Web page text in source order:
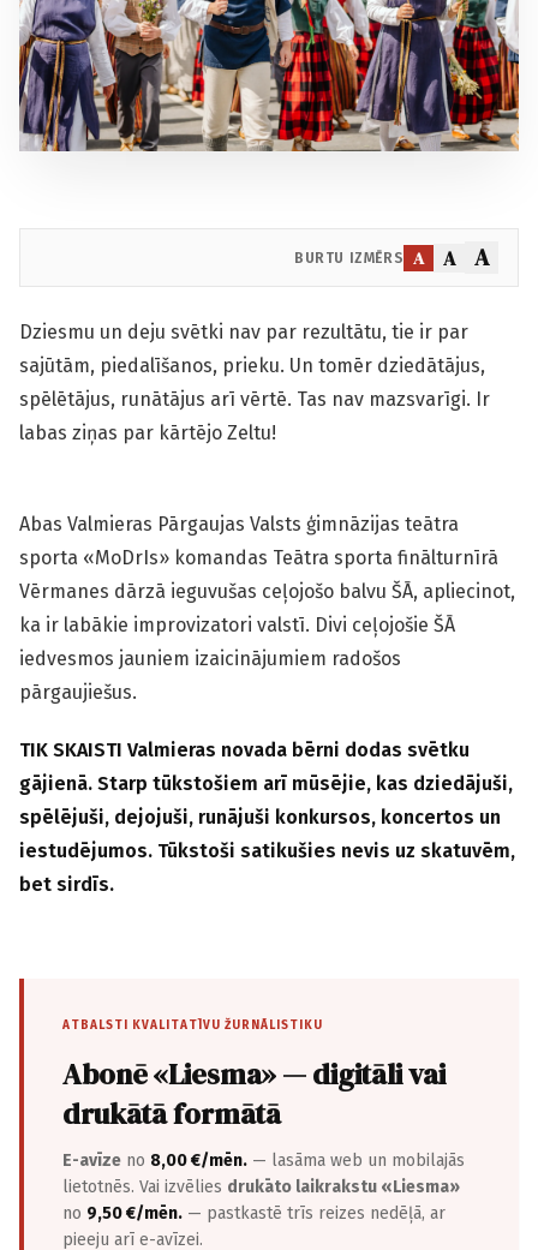
BURTU IZMĒRS A A A
Dziesmu un deju svētki nav par rezultātu, tie ir par
sajūtām, piedalīšanos, prieku. Un tomēr dziedātājus,
spēlētājus, runātājus arī vērtē. Tas nav mazsvarīgi. Ir
labas ziņas par kārtējo Zeltu!
Abas Valmieras Pārgaujas Valsts ģimnāzijas teātra
sporta «MoDrIs» komandas Teātra sporta finālturnīrā
Vērmanes dārzā ieguvušas ceļojošo balvu ŠĀ, apliecinot,
ka ir labākie improvizatori valstī. Divi ceļojošie ŠĀ
iedvesmos jauniem izaicinājumiem radošos
pārgaujiešus.
TIK SKAISTI Valmieras novada bērni dodas svētku
gājienā. Starp tūkstošiem arī mūsējie, kas dziedājuši,
spēlējuši, dejojuši, runājuši konkursos, koncertos un
iestudējumos. Tūkstoši satikušies nevis uz skatuvēm,
bet sirdīs.
ATBALSTI KVALITATĪVU ŽURNĀLISTIKU
Abonē «Liesma» — digitāli vai
drukātā formātā
E-avīze no 8,00 €/mēn. — lasāma web un mobilajās
lietotnēs. Vai izvēlies drukāto laikrakstu «Liesma»
no 9,50 €/mēn. — pastkastē trīs reizes nedēļā, ar
pieeju arī e-avīzei.